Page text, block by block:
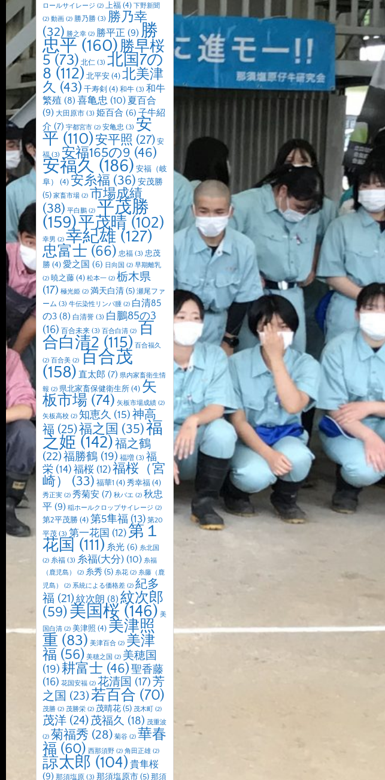
ロールサイレージ (2) 上福 (4) 下野新聞
(2) 動画 (2) 勝乃勝 (3) 勝乃幸
(32) 勝之幸 (2) 勝平正 (9) 勝
忠平 (160)勝早桜
5 (73) 北仁 (3) 北国7の
8 (112) 北平安 (4) 北美津
久 (43) 千寿剣 (4) 和牛 (3) 和牛
繁殖 (8) 喜亀忠 (10) 夏百合
(9) 大田原市 (3) 姫百合 (6) 子牛紹
介 (7) 宇都宮市 (2) 安亀忠 (3) 安
平 (110)安平照 (27) 安
福(3) 安福165の9 (46)
安福久 (186) 安福（岐
阜）
(4) 安糸福 (36) 安茂勝
(5) 家畜市場 (2) 市場成績
(38) 平白鵬 (2) 平茂勝
(159)平茂晴 (102)
幸男 (2) 幸紀雄 (127)
忠富士 (66) 忠福 (3) 忠茂
勝 (4) 愛之国 (6) 日向国 (2) 早期離乳
(2) 暁之藤 (4) 松本一 (2) 栃木県
(17) 極光姫 (2) 満天白清(5) 瀬尾ファ
ーム (3) 牛伝染性リンパ腫 (2) 白清85
の3 (8) 白清誉 (3) 白鵬85の3
(16) 百合未来 (3) 百合白清 (2) 百
合白清2 (115) 百合福久
(2) 百合美 (2)
百合茂
(158) 直太郎 (7) 県内家畜衛生情
報 (2) 県北家畜保健衛生所 (4) 矢
板市場 (74) 矢板市場成績 (2)
矢板高校 (2) 知恵久 (15) 神高
福 (25)福之国 (35)福
之姫 (142)福之鶴
(22)福勝鶴 (19) 福増 (3) 福
栄 (14) 福桜 (12)福桜（宮
崎）
(33) 福華1 (4) 秀幸福 (4)
秀正実 (2) 秀菊安 (7) 秋バエ (2) 秋忠
平 (9) 稲ホールクロップサイレージ (2)
第2平茂勝 (4) 第5隼福 (13) 第20
平茂 (3) 第一花国 (12) 第１
花国 (111) 糸光 (6) 糸北国
(2) 糸福 (3) 糸福(大分) (10) 糸福
（鹿児島）
(2) 糸秀 (5) 糸花 (2) 糸藤（鹿
児島）
(2) 系統による価格差 (2) 紀多
福 (21) 紋次朗 (8) 紋次郎
(59)美国桜 (146) 美
国白清 (2) 美津照 (4) 美津照
重 (83) 美津百合 (2) 美津
福 (56) 美穂之国 (2) 美穂国
(19)耕富士 (46)聖香藤
(16) 花国安福 (2) 花清国 (17)芳
之国 (23)若百合 (70)
茂勝 (2) 茂勝栄 (2) 茂晴花(5) 茂木町 (2)
茂洋 (24)茂福久 (18) 茂重波
(2) 菊福秀 (28) 菊谷 (2) 華春
福 (60) 西那須野 (2) 角田正雄 (2)
諒太郎 (104) 貴隼桜
(9) 那須塩原 (3) 那須塩原市(5) 那須